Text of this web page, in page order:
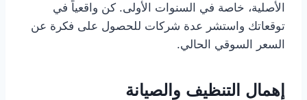
الأصلية، خاصة في السنوات الأولى. كن واقعياً في
توقعاتك واستشر عدة شركات للحصول على فكرة عن
السعر السوقي الحالي.
إهمال التنظيف والصيانة